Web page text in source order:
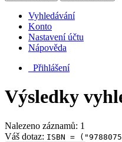
Vyhledávání
Konto
Nastavení účtu
Nápověda
Přihlášení
Výsledky
Nalezeno záznamů: 1
Váš dotaz: ISBN =